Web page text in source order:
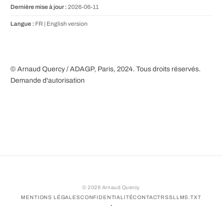
Dernière mise à jour : 2026-06-11
Langue : FR | English version
© Arnaud Quercy / ADAGP, Paris, 2024. Tous droits réservés.
Demande d'autorisation
©2026 Arnaud Quercy
MENTIONS LÉGALESCONFIDENTIALITÉCONTACTRSSLLMS.TXT